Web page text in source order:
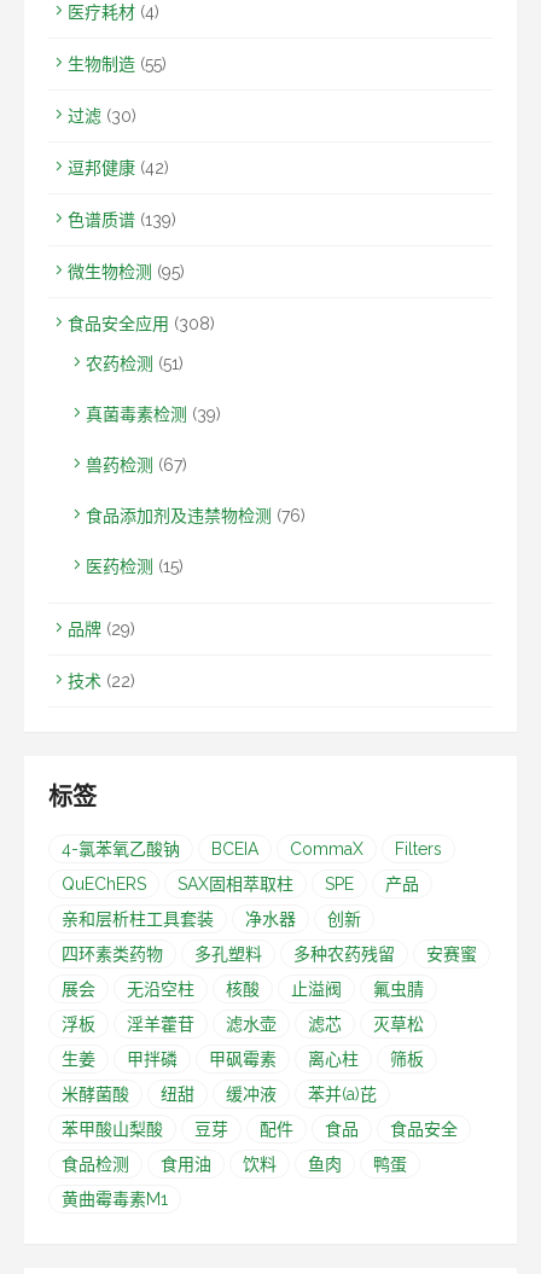
医疗耗材 (4)
生物制造 (55)
过滤 (30)
逗邦健康 (42)
色谱质谱 (139)
微生物检测 (95)
食品安全应用 (308)
农药检测 (51)
真菌毒素检测 (39)
兽药检测 (67)
食品添加剂及违禁物检测 (76)
医药检测 (15)
品牌 (29)
技术 (22)
标签
4-氯苯氧乙酸钠 BCEIA CommaX
Filters
QuEChERS
SAX固相萃取柱 SPE
产品
亲和层析柱工具套装
净水器
创新
四环素类药物
多孔塑料 多种农药残留
安赛蜜
展会
无沿空柱 核酸 止溢阀
氟虫腈
浮板
淫羊藿苷 滤水壶 滤芯
灭草松
生姜
甲拌磷 甲砜霉素 离心柱
筛板
米酵菌酸
纽甜 缓冲液
苯并(a)芘
苯甲酸山梨酸
豆芽 配件 食品
食品安全
食品检测
食用油 饮料 鱼肉
鸭蛋
黄曲霉毒素M1